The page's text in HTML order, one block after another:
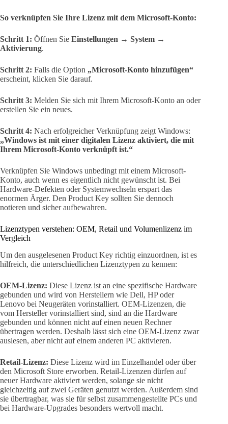
So verknüpfen Sie Ihre Lizenz mit dem Microsoft-Konto:
Schritt 1: Öffnen Sie Einstellungen → System →
Aktivierung.
Schritt 2: Falls die Option „Microsoft-Konto hinzufügen“
erscheint, klicken Sie darauf.
Schritt 3: Melden Sie sich mit Ihrem Microsoft-Konto an oder
erstellen Sie ein neues.
Schritt 4: Nach erfolgreicher Verknüpfung zeigt Windows:
„Windows ist mit einer digitalen Lizenz aktiviert, die mit
Ihrem Microsoft-Konto verknüpft ist.“
Verknüpfen Sie Windows unbedingt mit einem Microsoft-
Konto, auch wenn es eigentlich nicht gewünscht ist. Bei
Hardware-Defekten oder Systemwechseln erspart das
enormen Ärger. Den Product Key sollten Sie dennoch
notieren und sicher aufbewahren.
Lizenztypen verstehen: OEM, Retail und Volumenlizenz im
Vergleich
Um den ausgelesenen Product Key richtig einzuordnen, ist es
hilfreich, die unterschiedlichen Lizenztypen zu kennen:
OEM-Lizenz: Diese Lizenz ist an eine spezifische Hardware
gebunden und wird von Herstellern wie Dell, HP oder
Lenovo bei Neugeräten vorinstalliert. OEM-Lizenzen, die
vom Hersteller vorinstalliert sind, sind an die Hardware
gebunden und können nicht auf einen neuen Rechner
übertragen werden. Deshalb lässt sich eine OEM-Lizenz zwar
auslesen, aber nicht auf einem anderen PC aktivieren.
Retail-Lizenz: Diese Lizenz wird im Einzelhandel oder über
den Microsoft Store erworben. Retail-Lizenzen dürfen auf
neuer Hardware aktiviert werden, solange sie nicht
gleichzeitig auf zwei Geräten genutzt werden. Außerdem sind
sie übertragbar, was sie für selbst zusammengestellte PCs und
bei Hardware-Upgrades besonders wertvoll macht.